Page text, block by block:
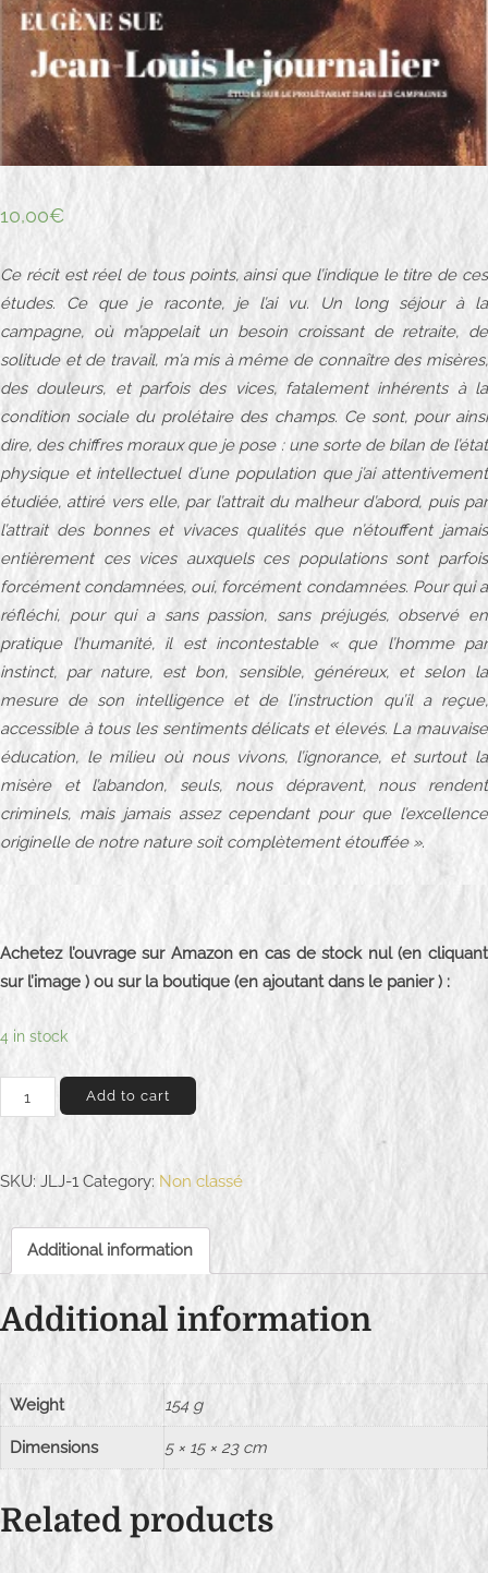
e
r
10,00€
Ce récit est réel de tous points, ainsi que l’indique le titre de ces
études. Ce que je raconte, je l’ai vu. Un long séjour à la
campagne, où m’appelait un besoin croissant de retraite, de
solitude et de travail, m’a mis à même de connaître des misères,
des douleurs, et parfois des vices, fatalement inhérents à la
condition sociale du prolétaire des champs. Ce sont, pour ainsi
dire, des chiffres moraux que je pose : une sorte de bilan de l’état
physique et intellectuel d’une population que j’ai attentivement
étudiée, attiré vers elle, par l’attrait du malheur d’abord, puis par
l’attrait des bonnes et vivaces qualités que n’étouffent jamais
entièrement ces vices auxquels ces populations sont parfois
forcément condamnées, oui, forcément condamnées. Pour qui a
réfléchi, pour qui a sans passion, sans préjugés, observé en
pratique l’humanité, il est incontestable « que l’homme par
instinct, par nature, est bon, sensible, généreux, et selon la
mesure de son intelligence et de l’instruction qu’il a reçue,
accessible à tous les sentiments délicats et élevés. La mauvaise
éducation, le milieu où nous vivons, l’ignorance, et surtout la
misère et l’abandon, seuls, nous dépravent, nous rendent
criminels, mais jamais assez cependant pour que l’excellence
originelle de notre nature soit complètement étouffée ».
Achetez l’ouvrage sur Amazon en cas de stock nul (en cliquant
sur l’image ) ou sur la boutique (en ajoutant dans le panier ) :
4 in stock
e
n
j
r
Add to cart
SKU: JLJ-1 Category: Non classé
Additional information
Additional information
Weight 154 g
Dimensions 5 × 15 × 23 cm
Related products